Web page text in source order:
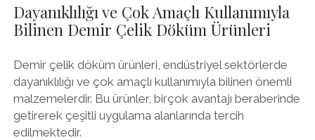
Dayanıklılığı ve Çok Amaçlı Kullanımıyla
Bilinen Demir Çelik Döküm Ürünleri
Demir çelik döküm ürünleri, endüstriyel sektörlerde
dayanıklılığı ve çok amaçlı kullanımıyla bilinen önemli
malzemelerdir. Bu ürünler, birçok avantajı beraberinde
getirerek çeşitli uygulama alanlarında tercih
edilmektedir.